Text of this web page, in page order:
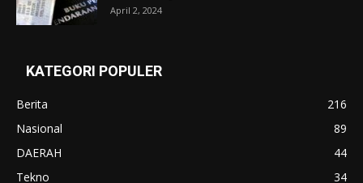
April 2, 2024
KATEGORI POPULER
Berita
216
Nasional
89
DAERAH
44
Tekno
34